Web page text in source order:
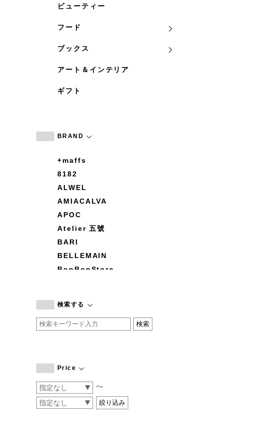
ビューティー
フード
ブックス
アート＆インテリア
ギフト
BRAND
+maffs
8182
ALWEL
AMIACALVA
APOC
Atelier 五號
BARI
BELLEMAIN
BonBonStore
by basics
CATWORTH
COGTHEBIGSMOKE
CONVERSE
DEAN & DELUCA
検索する
Price
〜